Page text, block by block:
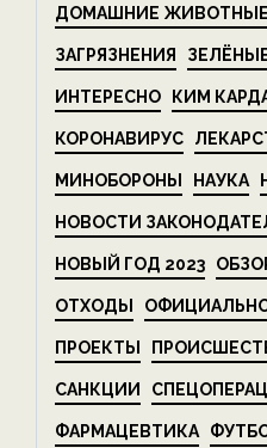
ДОМАШНИЕ ЖИВОТНЫЕ
ЗАГРЯЗНЕНИЯ
ИНТЕРЕСНО КИМ
КОРОНАВИРУС
МИНОБОРОНЫ НАУКА
НОВОСТИ
НОВЫЙ ГОД 2023
ОТХОДЫ
ПРОЕКТЫ
САНКЦИИ
ФАРМАЦЕВТИКА